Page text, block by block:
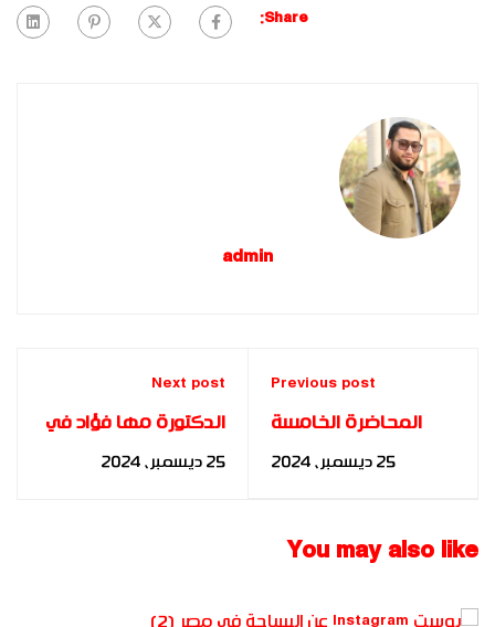
Share:
admin
Previous post
المحاضرة الخامسة
25 ديسمبر، 2024
Next post
الدكتورة مها فؤاد في
25 ديسمبر، 2024
You may also like